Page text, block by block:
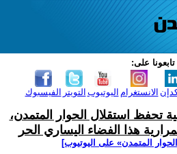
تابعونا على:
الفيسبوك التويتر اليوتيوب الانستغرام
تحفظ استقلال الحوار المتمدن،
هذا الفضاء اليساري الحر
المتمدن» على اليوتيوب]